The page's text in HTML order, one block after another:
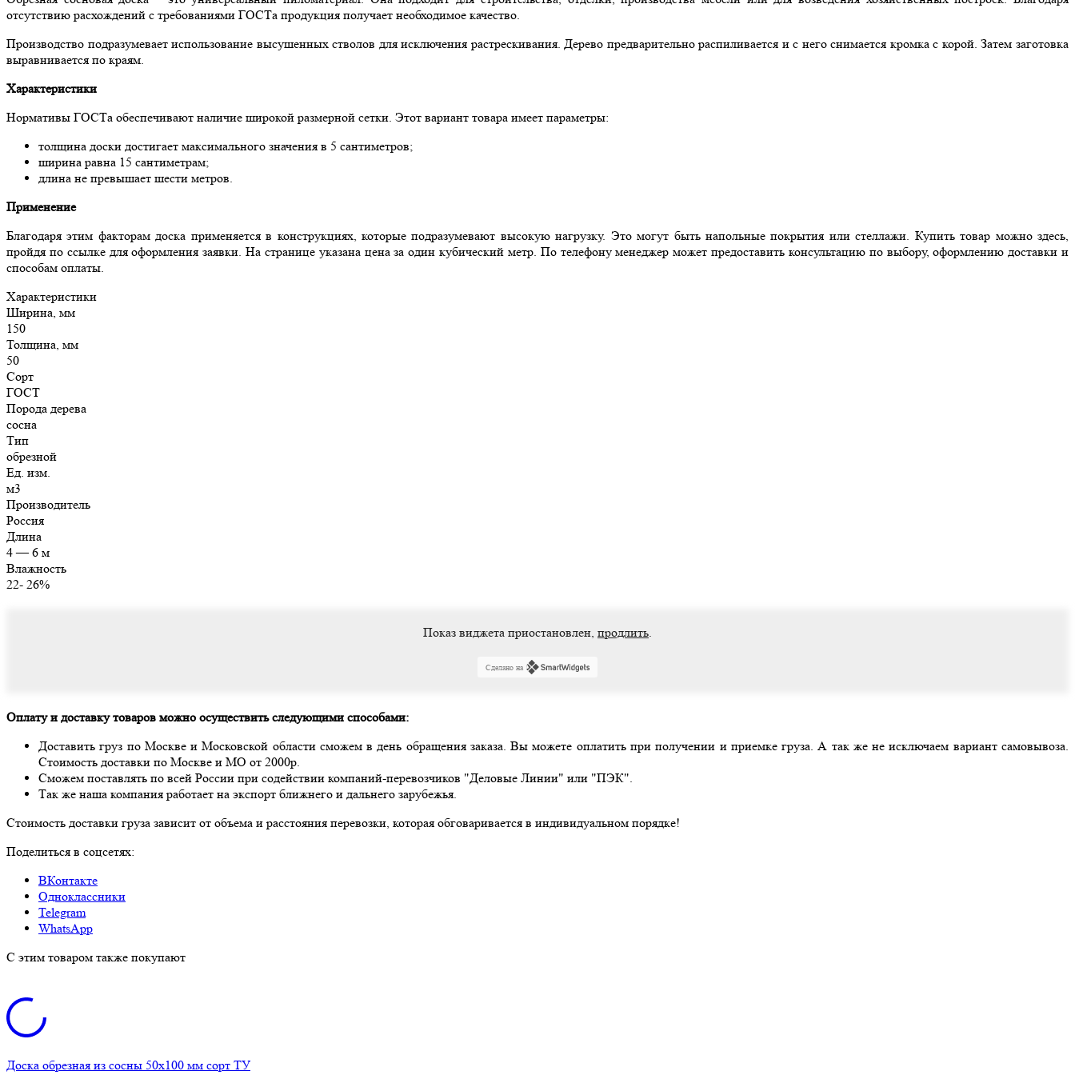
отсутствию расхождений с требованиями ГОСТа продукция получает необходимое качество.
Производство подразумевает использование высушенных стволов для исключения растрескивания. Дерево предварительно распиливается и с него снимается кромка с корой. Затем заготовка
выравнивается по краям.
Характеристики
Нормативы ГОСТа обеспечивают наличие широкой размерной сетки. Этот вариант товара имеет параметры:
толщина доски достигает максимального значения в 5 сантиметров;
ширина равна 15 сантиметрам;
длина не превышает шести метров.
Применение
Благодаря этим факторам доска применяется в конструкциях, которые подразумевают высокую нагрузку. Это могут быть напольные покрытия или стеллажи. Купить товар можно здесь,
пройдя по ссылке для оформления заявки. На странице указана цена за один кубический метр. По телефону менеджер может предоставить консультацию по выбору, оформлению доставки и
способам оплаты.
Характеристики
Ширина, мм
150
Толщина, мм
50
Сорт
ГОСТ
Порода дерева
сосна
Тип
обрезной
Ед. изм.
м3
Производитель
Россия
Длина
4 — 6 м
Влажность
22- 26%
Показ виджета приостановлен, продлить.
Сделано на
Оплату и доставку товаров можно осуществить следующими способами:
Доставить груз по Москве и Московской области сможем в день обращения заказа. Вы можете оплатить при получении и приемке груза. А так же не исключаем вариант самовывоза.
Стоимость доставки по Москве и МО от 2000р.
Сможем поставлять по всей России при содействии компаний-перевозчиков "Деловые Линии" или "ПЭК".
Так же наша компания работает на экспорт ближнего и дальнего зарубежья.
Стоимость доставки груза зависит от объема и расстояния перевозки, которая обговаривается в индивидуальном порядке!
Поделиться в соцсетях:
ВКонтакте
Одноклассники
Telegram
WhatsApp
C этим товаром также покупают
Доска обрезная из сосны 50x100 мм сорт ТУ